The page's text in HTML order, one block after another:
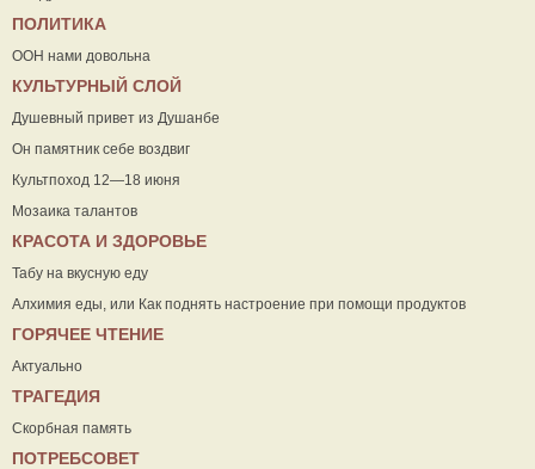
ПОЛИТИКА
ООН нами довольна
КУЛЬТУРНЫЙ СЛОЙ
Душевный привет из Душанбе
Он памятник себе воздвиг
Культпоход 12—18 июня
Мозаика талантов
КРАСОТА И ЗДОРОВЬЕ
Табу на вкусную еду
Алхимия еды, или Как поднять настроение при помощи продуктов
ГОРЯЧЕЕ ЧТЕНИЕ
Актуально
ТРАГЕДИЯ
Скорбная память
ПОТРЕБСОВЕТ